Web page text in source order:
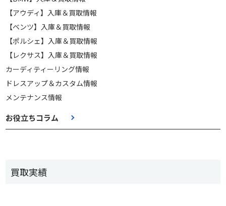
【アウディ】入庫＆買取情報
【ベンツ】入庫＆買取情報
【ポルシェ】入庫＆買取情報
【レクサス】入庫＆買取情報
カーディティーリング情報
ドレスアップ＆カスタム情報
メンテナンス情報
お役立ちコラム
買取実績